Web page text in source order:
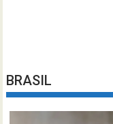
BRASIL